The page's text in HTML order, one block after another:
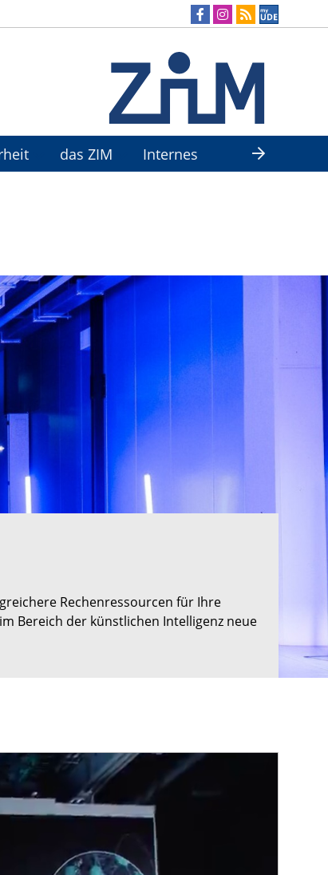
das ZIM
Internes
Rechenressourcen für Ihre
Bereich der künstlichen Intelligenz neue